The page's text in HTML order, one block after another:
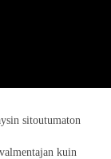
sitoutumaton
kuin